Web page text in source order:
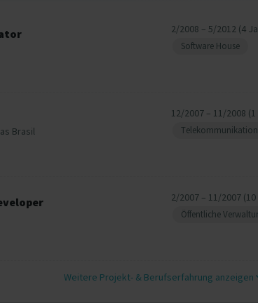
2/2008 – 5/2012 (4
Software House
Brasil
12/2007 – 11/2008
Telekommunikation
2/2007 – 11/2007
Öffentliche
Weitere Projekt‐ & Berufserfahrung anzeigen